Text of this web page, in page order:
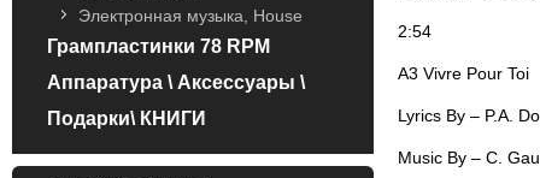
Электронная музыка, House
Грампластинки 78 RPM
Аппаратура \ Аксессуары \
Подарки\ КНИГИ
2:54
A3 Vivre Pour Toi
Lyrics By – P.A.
Music By – C.